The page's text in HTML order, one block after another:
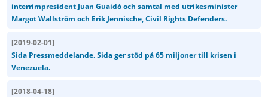
interrimpresident Juan Guaidó och samtal med utrikesminister
Margot Wallström och Erik Jennische, Civil Rights Defenders.
[2019-02-01]
Sida Pressmeddelande. Sida ger stöd på 65 miljoner till krisen i
Venezuela.
[2018-04-18]